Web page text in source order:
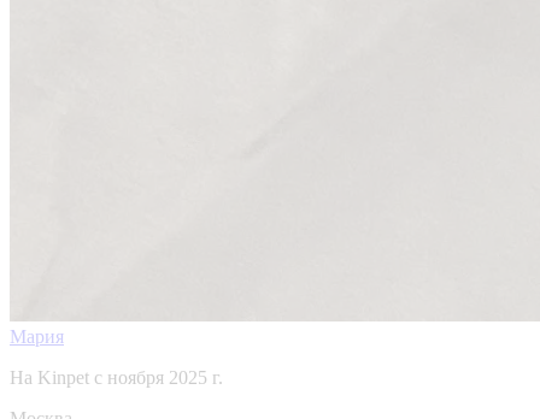
Мария
На Kinpet c ноября 2025 г.